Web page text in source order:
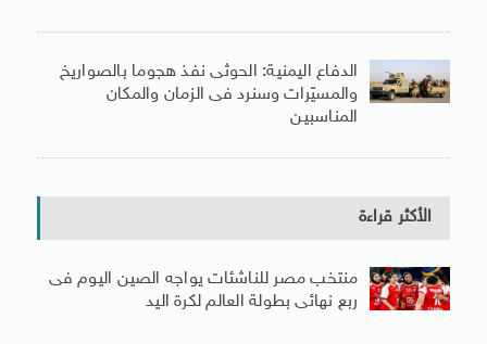
الدفاع اليمنية: الحوثى نفذ هجوما بالصواريخ
والمسيّرات وسنرد فى الزمان والمكان
المناسبين
الأكثر قراءة
منتخب مصر للناشئات يواجه الصين اليوم فى
ربع نهائى بطولة العالم لكرة اليد